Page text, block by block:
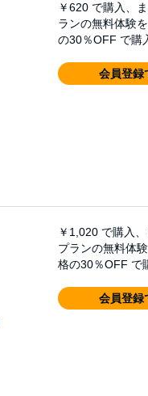
￥620 で購入、
ランの無料体験
の30％OFF で購
会員登録
￥1,020 で購入
プランの無料体
格の30％OFF で
会員登録